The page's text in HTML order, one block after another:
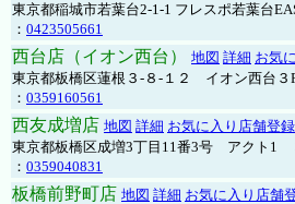
東京都稲城市若葉台2-1-1 フレスポ若葉台
： 0423505661
西台店（イオン西台） 地図 詳細 お気
東京都板橋区蓮根３-８-１２ イオン西台３
： 0359160561
西友成増店 地図 詳細 お気に入り店舗登録
東京都板橋区成増3丁目11番3号 アクト1
： 0359040831
板橋前野町店 地図 詳細 お気に入り店舗